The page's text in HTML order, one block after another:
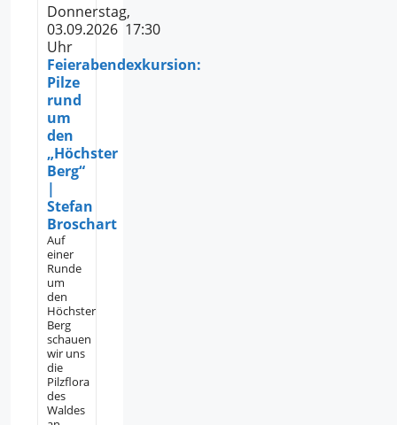
Donnerstag,
03.09.2026 17:30
Uhr
Feierabendexkursion:
Pilze
rund
um
den
„Höchster
Berg“
|
Stefan
Broschart
Auf
einer
Runde
um
den
Höchster
Berg
schauen
wir uns
die
Pilzflora
des
Waldes